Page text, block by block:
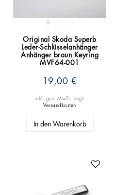
Original Skoda Superb
Leder-Schlüsselanhänger
Anhänger braun Keyring
MVF64-001
19,00 €
inkl. ges. MwSt. zzgl.
Versandkosten
In den Warenkorb